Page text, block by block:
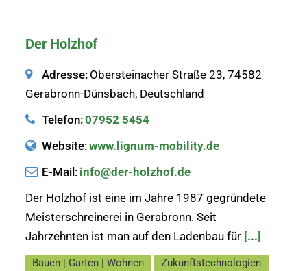
Der Holzhof
Adresse: Obersteinacher Straße 23, 74582
Gerabronn-Dünsbach, Deutschland
Telefon:07952 5454
Website:www.lignum-mobility.de
E-Mail: info@der-holzhof.de
Der Holzhof ist eine im Jahre 1987 gegründete
Meister­schreinerei in Gerabronn. Seit
Jahrzehnten ist man auf den Ladenbau für [...]
Bauen | Garten | Wohnen Zukunftstechnologien